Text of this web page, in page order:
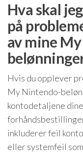
Hva skal
på
av mine
Hvis du opplever
My Nintendo-
kontodetaljene
inkluderer feil
eller systemfeil